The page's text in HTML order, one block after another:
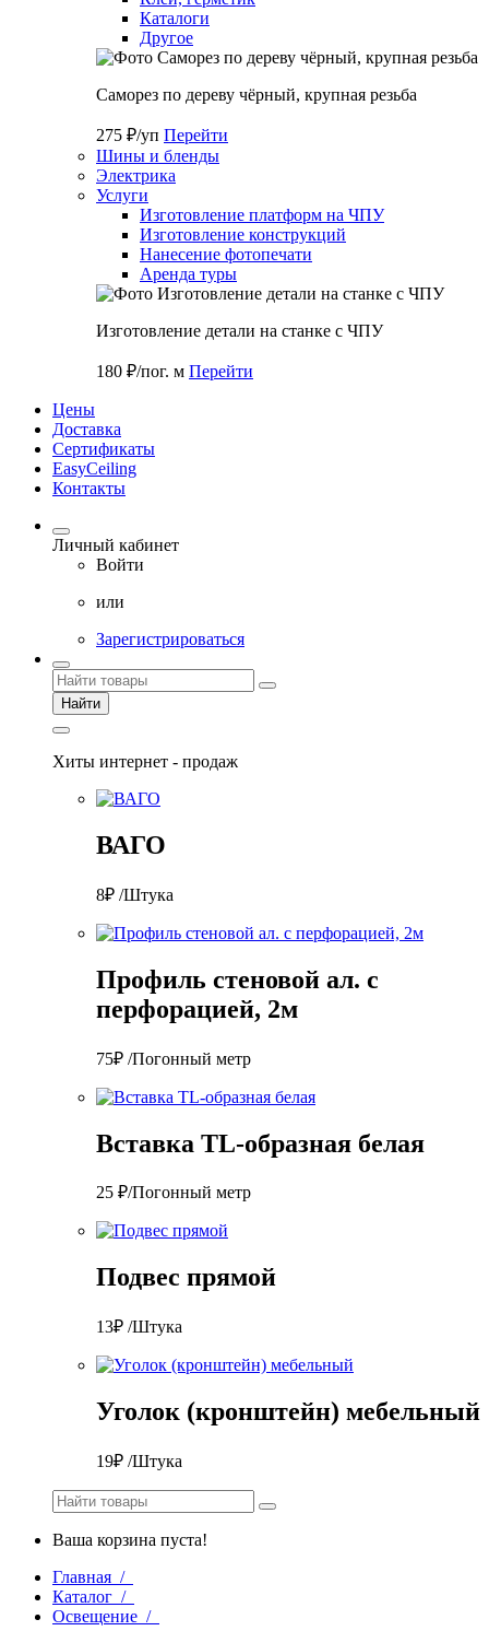
Каталоги
Другое
Саморез по дереву чёрный, крупная резьба
275 ₽/уп Перейти
Шины и бленды
Электрика
Услуги
Изготовление платформ на ЧПУ
Изготовление конструкций
Нанесение фотопечати
Аренда туры
Изготовление детали на станке с ЧПУ
180 ₽/пог. м Перейти
Цены
Доставка
Cертификаты
EasyCeiling
Контакты
Личный кабинет
Войти
или
Зарегистрироваться
Найти
Хиты интернет - продаж
ВАГО
8₽ /Штука
Профиль стеновой ал. с
перфорацией, 2м
75₽ /Погонный метр
Вставка TL-образная белая
25 ₽/Погонный метр
Подвес прямой
13₽ /Штука
Уголок (кронштейн) мебельный
19₽ /Штука
Ваша корзина пуста!
Главная /
Каталог /
Освещение /